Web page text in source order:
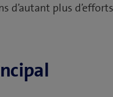
d’autant plus